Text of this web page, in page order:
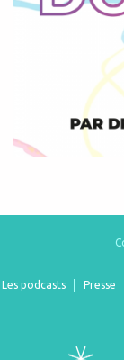
Les podcasts
Presse